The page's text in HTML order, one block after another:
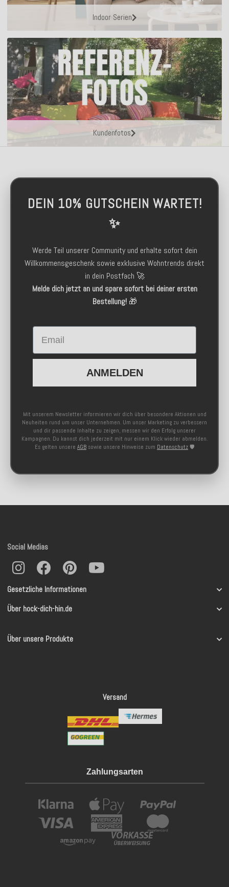
Indoor Serien
Kundenfotos
DEIN 10% GUTSCHEIN WARTET!
✨
Werde Teil unserer Community und erhalte sofort dein
Willkommensgeschenk sowie exklusive Wohntrends direkt
in dein Postfach 🚀
Melde dich jetzt an und spare sofort bei deiner ersten
Bestellung!🎁
Email
ANMELDEN
Mit unserem Newsletter informieren wir dich über besondere Aktionen und
Neuheiten rund um unser Unternehmen. Um unser Marketing zu verbessern
und dir passende Inhalte zu zeigen, messen wir den Erfolg unserer
Kampagnen. Du kannst dich jederzeit mit nur einem Klick wieder abmelden.
Es gelten unsere AGB sowie unsere Hinweise zum Datenschutz 🛡️
Gesetzliche Informationen
Über hock-dich-hin.de
Über unsere Produkte
Social Medias
Versand
Zahlungsarten